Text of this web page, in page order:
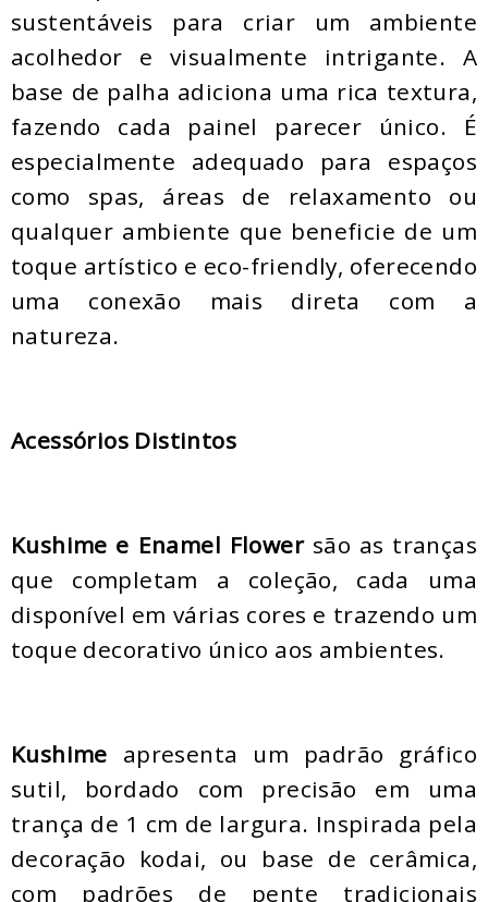
sustentáveis para criar um ambiente
acolhedor e visualmente intrigante. A
base de palha adiciona uma rica textura,
fazendo cada painel parecer único. É
especialmente adequado para espaços
como spas, áreas de relaxamento ou
qualquer ambiente que beneficie de um
toque artístico e eco-friendly, oferecendo
uma conexão mais direta com a
natureza.
Acessórios Distintos
Kushime e Enamel Flowersão as tranças
que completam a coleção, cada uma
disponível em várias cores e trazendo um
toque decorativo único aos ambientes.
Kushime apresenta um padrão gráfico
sutil, bordado com precisão em uma
trança de 1 cm de largura. Inspirada pela
decoração kodai, ou base de cerâmica,
com padrões de pente tradicionais